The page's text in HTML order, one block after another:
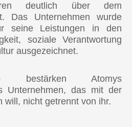
deutlich über dem
Das Unternehmen wurde
seine Leistungen in den
soziale Verantwortung
ausgezeichnet.
bestärken Atomys
Unternehmen, das mit der
will, nicht getrennt von ihr.